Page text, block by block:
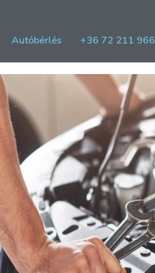
Autóbérlés +36 72 211 966